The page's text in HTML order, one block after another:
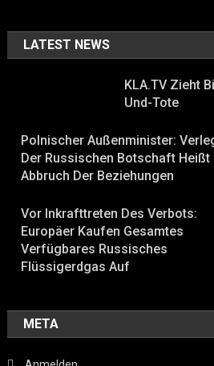
LATEST NEWS
KLA.TV Zieht
Und-Tote
Polnischer Außenminister:
Der Russischen Botschaft Heißt
Abbruch Der Beziehungen
Vor Inkrafttreten Des Verbots:
Europäer Kaufen Gesamtes
Verfügbares Russisches
Flüssigerdgas Auf
META